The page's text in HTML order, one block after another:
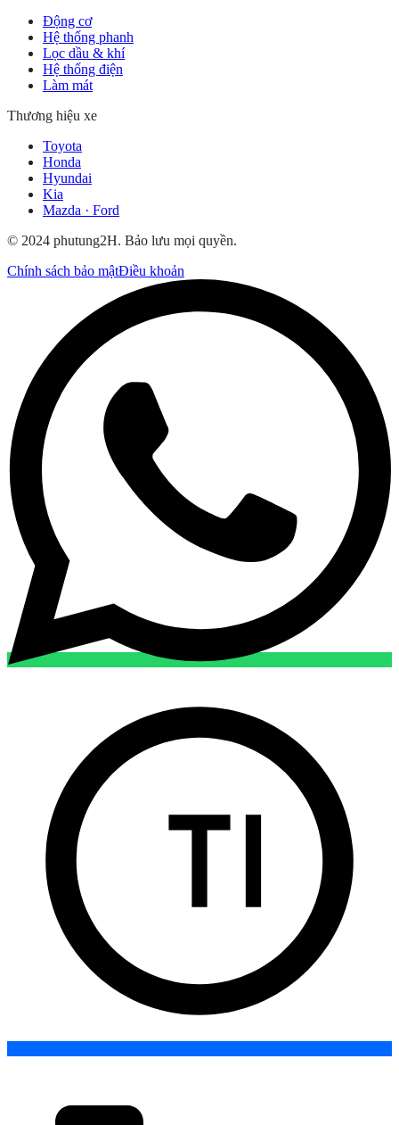
Động cơ
Hệ thống phanh
Lọc dầu & khí
Hệ thống điện
Làm mát
Thương hiệu xe
Toyota
Honda
Hyundai
Kia
Mazda · Ford
© 2024 phutung2H. Bảo lưu mọi quyền.
Chính sách bảo mậtĐiều khoản